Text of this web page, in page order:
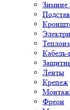
Зимние
Кабель-
Ленты
Крепеж
Фреон